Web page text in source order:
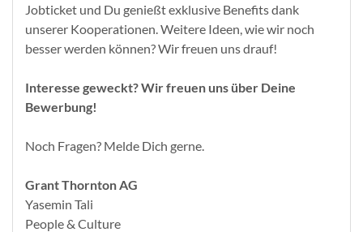
Jobticket und Du genießt exklusive Benefits dank
unserer Kooperationen. Weitere Ideen, wie wir noch
besser werden können? Wir freuen uns drauf!
Interesse geweckt? Wir freuen uns über Deine
Bewerbung!
Noch Fragen? Melde Dich gerne.
Grant Thornton AG
Yasemin Tali
People & Culture